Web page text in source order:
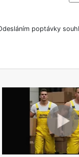
poptávky